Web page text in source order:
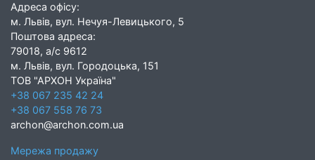
Адреса офісу:
м. Львів, вул. Нечуя-Левицького, 5
Поштова адреса:
79018, а/с 9612
м. Львів, вул. Городоцька, 151
ТОВ "АРХОН Україна"
+38 067 235 42 24
+38 067 558 76 73
archon@archon.com.ua
Мережа продажу